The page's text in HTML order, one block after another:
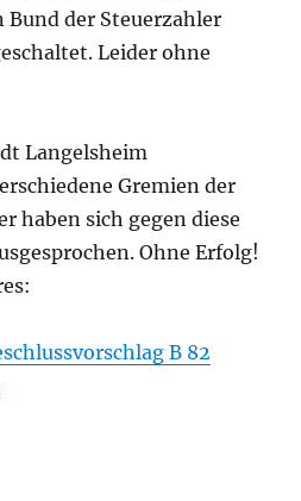
Bund der Steuerzahler
Leider ohne
Langelsheim
Gremien der
haben sich gegen diese
Ohne Erfolg!
B 82